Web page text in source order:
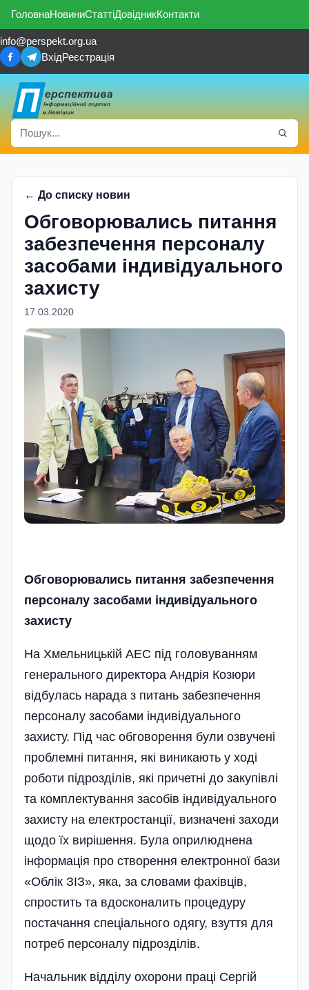
ГоловнаНовиниСтаттіДовідникКонтакти
info@perspekt.org.ua
ВхідРеєстрація
← До списку новин
Обговорювались питання
забезпечення персоналу
засобами індивідуального
захисту
17.03.2020
Обговорювались питання забезпечення
персоналу засобами індивідуального
захисту
На Хмельницькій АЕС під головуванням
генерального директора Андрія Козюри
відбулась нарада з питань забезпечення
персоналу засобами індивідуального
захисту. Під час обговорення були озвучені
проблемні питання, які виникають у ході
роботи підрозділів, які причетні до закупівлі
та комплектування засобів індивідуального
захисту на електростанції, визначені заходи
щодо їх вирішення. Була оприлюднена
інформація про створення електронної бази
«Облік ЗІЗ», яка, за словами фахівців,
спростить та вдосконалить процедуру
постачання спеціального одягу, взуття для
потреб персоналу підрозділів.
Начальник відділу охорони праці Сергій